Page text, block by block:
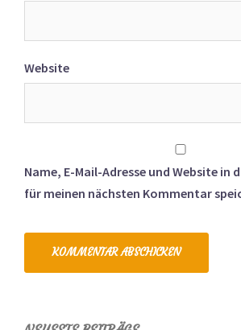
Website
Name, E-Mail-Adresse und Website in
für meinen nächsten Kommentar